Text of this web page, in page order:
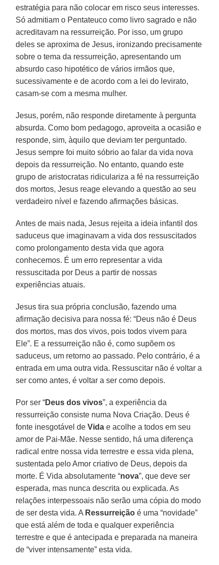
estratégia para não colocar em risco seus interesses.
Só admitiam o Pentateuco como livro sagrado e não
acreditavam na ressurreição. Por isso, um grupo
deles se aproxima de Jesus, ironizando precisamente
sobre o tema da ressurreição, apresentando um
absurdo caso hipotético de vários irmãos que,
sucessivamente e de acordo com a lei do levirato,
casam-se com a mesma mulher.
Jesus, porém, não responde diretamente à pergunta
absurda. Como bom pedagogo, aproveita a ocasião e
responde, sim, àquilo que deviam ter perguntado.
Jesus sempre foi muito sóbrio ao falar da vida nova
depois da ressurreição. No entanto, quando este
grupo de aristocratas ridiculariza a fé na ressurreição
dos mortos, Jesus reage elevando a questão ao seu
verdadeiro nível e fazendo afirmações básicas.
Antes de mais nada, Jesus rejeita a ideia infantil dos
saduceus que imaginavam a vida dos ressuscitados
como prolongamento desta vida que agora
conhecemos. É um erro representar a vida
ressuscitada por Deus a partir de nossas
experiências atuais.
Jesus tira sua própria conclusão, fazendo uma
afirmação decisiva para nossa fé: “Deus não é Deus
dos mortos, mas dos vivos, pois todos vivem para
Ele”. E a ressurreição não é, como supõem os
saduceus, um retorno ao passado. Pelo contrário, é a
entrada em uma outra vida. Ressuscitar não é voltar a
ser como antes, é voltar a ser como depois.
Por ser “Deus dos vivos”, a experiência da
ressurreição consiste numa Nova Criação. Deus é
fonte inesgotável deVida e acolhe a todos em seu
amor de Pai-Mãe. Nesse sentido, há uma diferença
radical entre nossa vida terrestre e essa vida plena,
sustentada pelo Amor criativo de Deus, depois da
morte. É Vida absolutamente “nova”, que deve ser
esperada, mas nunca descrita ou explicada. As
relações interpessoais não serão uma cópia do modo
de ser desta vida. A Ressurreição é uma “novidade”
que está além de toda e qualquer experiência
terrestre e que é antecipada e preparada na maneira
de “viver intensamente” esta vida.